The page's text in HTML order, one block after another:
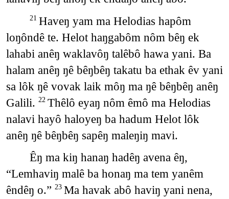
21 Haveŋ yam ma Helodias hapôm
loŋôndê te. Helot haŋgabôm nôm bêŋ ek
lahabi anêŋ waklavôŋ talêbô hawa yani. Ba
halam anêŋ ŋê bêŋbêŋ takatu ba ethak êv yani
sa lôk ŋê vovak laik môŋ ma ŋê bêŋbêŋ anêŋ
Galili. 22 Thêlô eyaŋ nôm êmô ma Helodias
nalavi hayô haloyeŋ ba hadum Helot lôk
anêŋ ŋê bêŋbêŋ sapêŋ maleŋiŋ mavi.
Êŋ ma kiŋ hanaŋ hadêŋ avena êŋ,
“Lemhaviŋ malê ba honaŋ ma tem yanêm
êndêŋ o.” 23 Ma havak abô haviŋ yani nena,